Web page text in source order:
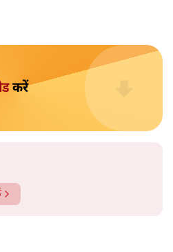
सालाना किसान राहत योजना पर
को बड़ा रश्क़ है। इतराने वाले इस
की तुलना की जाए तो वहाँ राज्य
स्वरुप प्रति हेक्टेअर एक फ़सल